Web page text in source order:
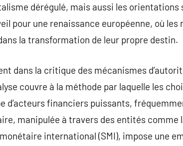
dérégulé, mais aussi les orientations
pour une renaissance européenne, où les
la transformation de leur propre destin.
dans la critique des mécanismes
couvre à la méthode par laquelle les
d’acteurs financiers puissants,
manipulée à travers des entités comme
international (SMI), impose une